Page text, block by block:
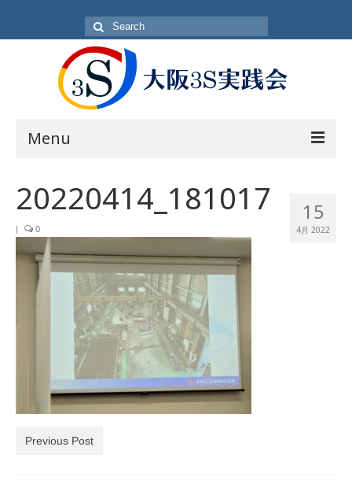
Search
for:
Menu
方針・概要
活動内容
活動日
入会方法
会員一覧
活動実績
お問い合わせ・入会
15
4月 2022
20220414_181017
| 0
Previous Post